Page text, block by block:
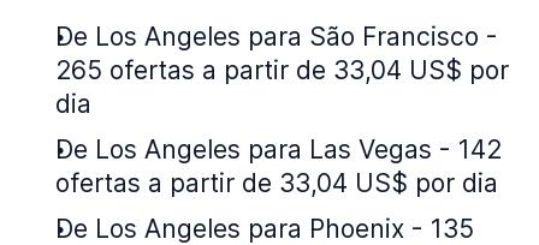
De Los Angeles para São Francisco -
265 ofertas a partir de 33,04 US$ por
dia
De Los Angeles para Las Vegas - 142
ofertas a partir de 33,04 US$ por dia
De Los Angeles para Phoenix - 135